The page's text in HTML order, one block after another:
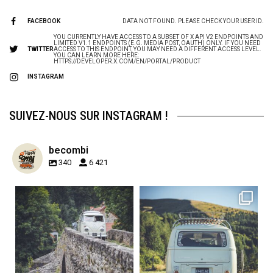
FACEBOOK DATA NOT FOUND. PLEASE CHECK YOUR USER ID.
TWITTER
YOU CURRENTLY HAVE ACCESS TO A SUBSET OF X API V2 ENDPOINTS AND
LIMITED V1.1 ENDPOINTS (E.G. MEDIA POST, OAUTH) ONLY. IF YOU NEED
ACCESS TO THIS ENDPOINT, YOU MAY NEED A DIFFERENT ACCESS LEVEL.
YOU CAN LEARN MORE HERE:
HTTPS://DEVELOPER.X.COM/EN/PORTAL/PRODUCT
INSTAGRAM
SUIVEZ-NOUS SUR INSTAGRAM !
becombi
340 6 421
becombi